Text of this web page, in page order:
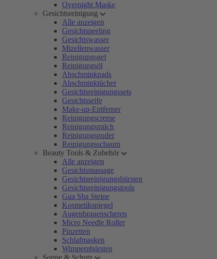
Overnight Maske
Gesichtsreinigung
Alle anzeigen
Gesichtspeeling
Gesichtswasser
Mizellenwasser
Reinigungsgel
Reinigungsöl
Abschminkpads
Abschminktücher
Gesichtsreinigungssets
Gesichtsseife
Make-up-Entferner
Reinigungscreme
Reinigungsmilch
Reinigungspuder
Reinigungsschaum
Beauty Tools & Zubehör
Alle anzeigen
Gesichtsmassage
Gesichtsreinigungsbürsten
Gesichtsreinigungstools
Gua Sha Steine
Kosmetikspiegel
Augenbrauenscheren
Micro Needle Roller
Pinzetten
Schlafmasken
Wimpernbürsten
Sonne & Schutz